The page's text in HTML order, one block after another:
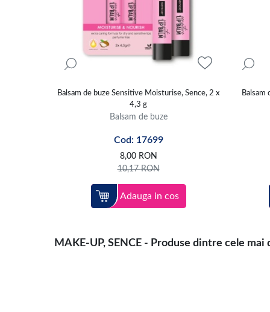
Balsam de buze Sensitive Moisturise, Sence, 2 x
4,3 g
Balsam de buze
Cod: 17699
8,00 RON
10,17RON
Adauga in cos
Balsam
MAKE-UP, SENCE - Produse dintre cele mai